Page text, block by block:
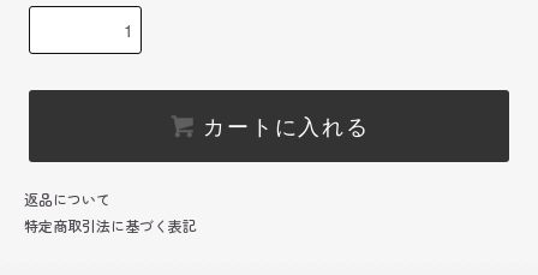
カートに入れる
返品について
特定商取引法に基づく表記